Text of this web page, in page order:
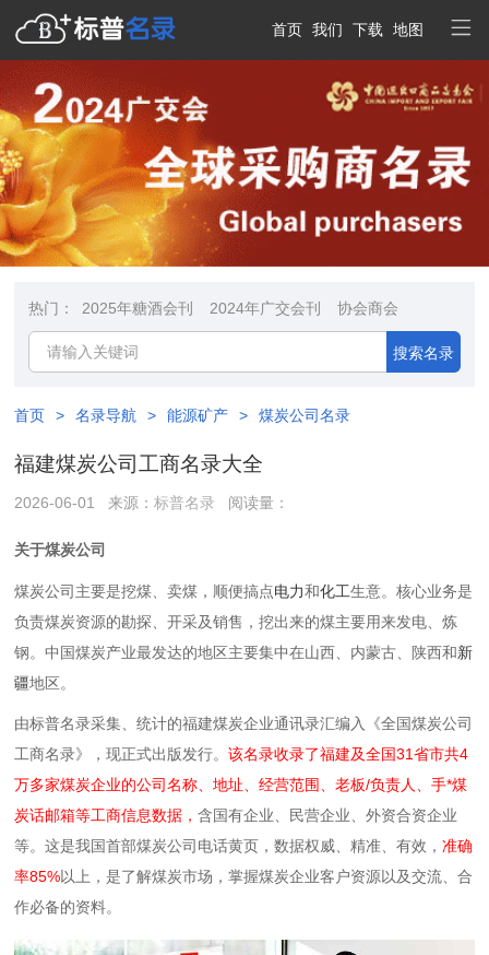
首页 我们 下载 地图
热门： 2025年糖酒会刊 2024年广交会刊 协会商会
搜索名录
首页 > 名录导航 > 能源矿产 > 煤炭公司名录
福建煤炭公司工商名录大全
2026-06-01 来源：标普名录 阅读量：
关于煤炭公司
煤炭公司主要是挖煤、卖煤，顺便搞点电力和化工生意。核心业务是
负责煤炭资源的勘探、开采及销售，挖出来的煤主要用来发电、炼
钢。中国煤炭产业最发达的地区主要集中在山西、内蒙古、陕西和新
疆地区。
由标普名录采集、统计的福建煤炭企业通讯录汇编入《全国煤炭公司
工商名录》，现正式出版发行。该名录收录了福建及全国31省市共4
万多家煤炭企业的公司名称、地址、经营范围、老板/负责人、手*煤
炭话邮箱等工商信息数据，含国有企业、民营企业、外资合资企业
等。这是我国首部煤炭公司电话黄页，数据权威、精准、有效，准确
率85%以上，是了解煤炭市场，掌握煤炭企业客户资源以及交流、合
作必备的资料。